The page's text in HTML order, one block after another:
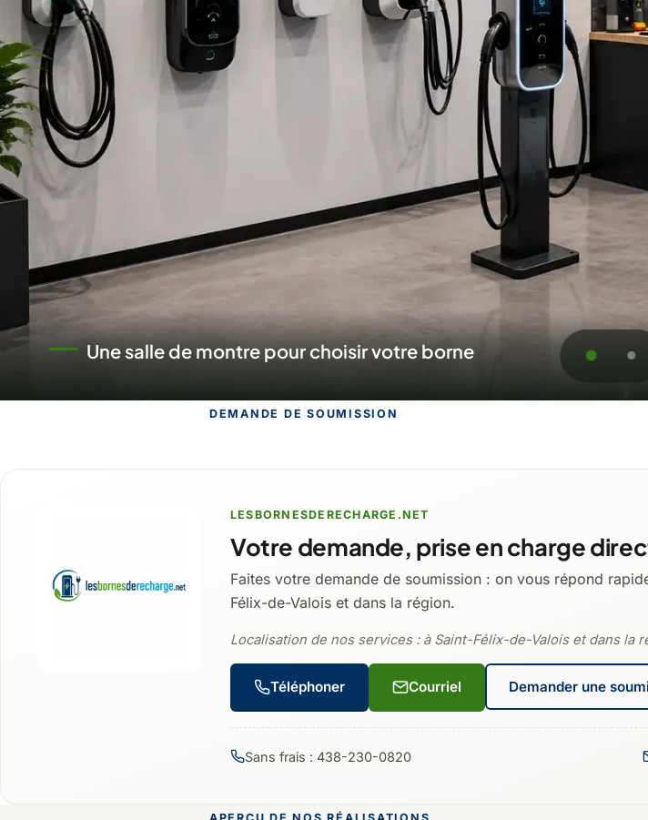
Un commerce au service des projets résidentiels et commerciaux
DEMANDE DE SOUMISSION
LESBORNESDERECHARGE.NET
Votre demande, prise en charge
Faites votre demande de soumission : on vous répond
Félix-de-Valois et dans la région.
Localisation de nos services : à Saint-Félix-de-Valois et dans la
Téléphoner Courriel Demander une
Sans frais : 438-230-0820